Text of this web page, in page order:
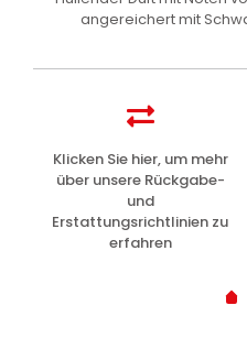
Menge
angereichert mit
Klicken Sie hier, um mehr
über unsere Rückgabe-
und
Erstattungsrichtlinien zu
erfahren